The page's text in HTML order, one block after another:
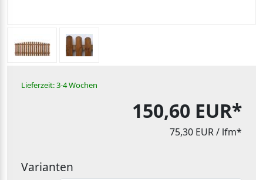
Lieferzeit: 3-4 Wochen
150,60 EUR*
75,30 EUR/ lfm*
Varianten